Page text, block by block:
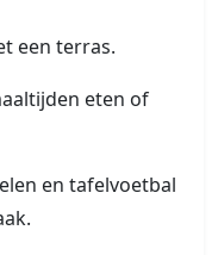
een terras.
eten of
en tafelvoetbal